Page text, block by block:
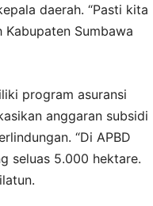
daerah. “Pasti kita
Kabupaten Sumbawa
program asuransi
anggaran subsidi
“Di APBD
seluas 5.000 hektare.